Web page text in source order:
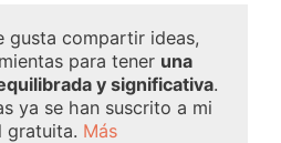
gusta compartir ideas,
para tener una
y significativa.
ya se han suscrito a mi
gratuita. Más